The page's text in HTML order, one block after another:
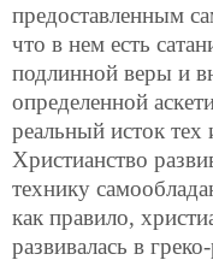
предоставленным
что в нем есть
подлинной веры и
определенной
реальный исток
Христианство
технику
как правило,
развивалась в